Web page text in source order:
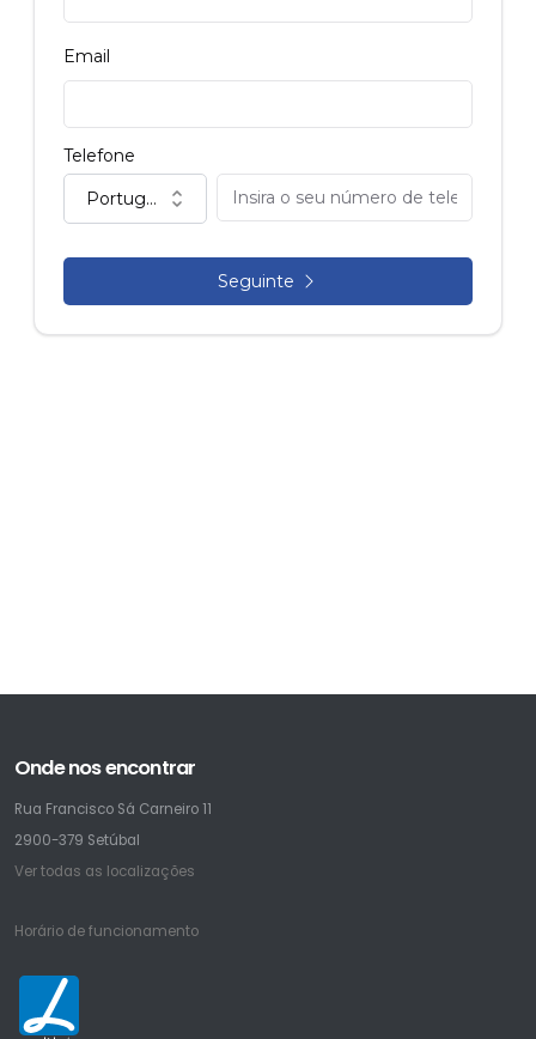
Onde nos encontrar
Rua Francisco Sá Carneiro 11
2900-379 Setúbal
Ver todas as localizações
Horário de funcionamento